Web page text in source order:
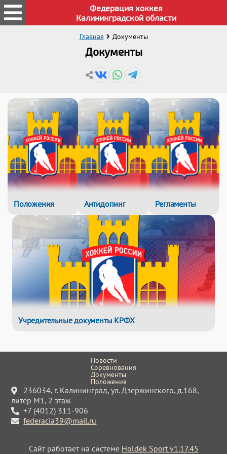
Федерация хоккея
Калининградской области
Главная Документы
Документы
Положения Антидопинг Регламенты
Учредительные документы КРФХ
Новости
Соревнования
Документы
Положения
236034, г. Калининград, ул. Дзержинского, д.168,
литер М1, 2 этаж
+7 (4012) 311-906
federacia39@mail.ru
Сайт работает на системе Holdek Sport v1.17.45